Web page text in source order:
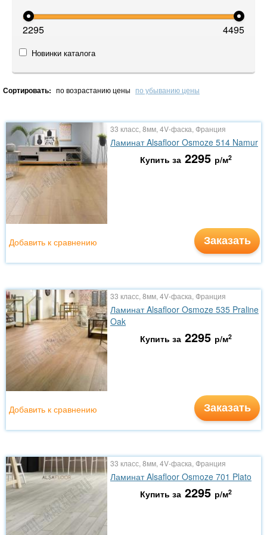
2295 4495
Новинки каталога
Сортировать: по возрастанию цены по убыванию цены
33 класс, 8мм, 4V-фаска, Франция
Ламинат Alsafloor Osmoze 514 Namur
Купить за 2295 р/м2
Заказать
Добавить к сравнению
33 класс, 8мм, 4V-фаска, Франция
Ламинат Alsafloor Osmoze 535 Praline
Oak
Купить за 2295 р/м2
Заказать
Добавить к сравнению
33 класс, 8мм, 4V-фаска, Франция
Ламинат Alsafloor Osmoze 701 Plato
Купить за 2295 р/м2